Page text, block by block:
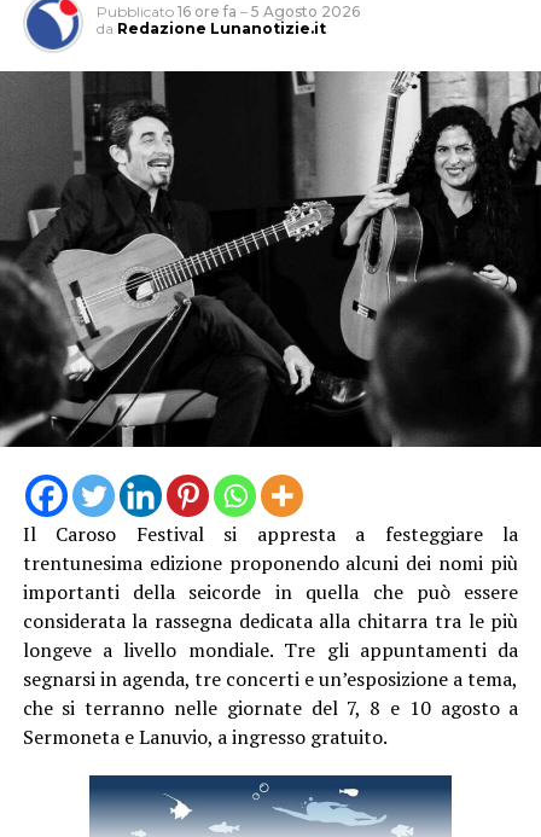
Pubblicato 16 ore fa – 5 Agosto 2026
da Redazione Lunanotizie.it
Il Caroso Festival si appresta a festeggiare la
trentunesima edizione proponendo alcuni dei nomi più
importanti della seicorde in quella che può essere
considerata la rassegna dedicata alla chitarra tra le più
longeve a livello mondiale. Tre gli appuntamenti da
segnarsi in agenda, tre concerti e un’esposizione a tema,
che si terranno nelle giornate del 7, 8 e 10 agosto a
Sermoneta e Lanuvio, a ingresso gratuito.